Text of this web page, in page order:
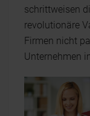
schrittweisen
revolutionäre
Firmen nicht
Unternehmen